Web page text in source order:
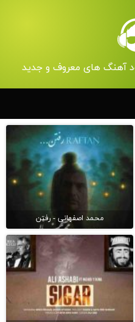
آهنگ های معروف و جدید
محمد اصفهانی - رفتن